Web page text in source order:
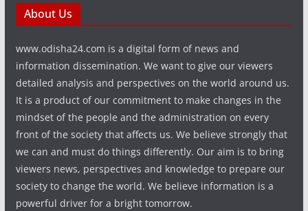
About Us
www.odisha24.com is a digital form of news and
information dissemination. We want to give our viewers
detailed analysis and perspectives on the world around us.
It is a product of our commitment to make changes in the
mindset of the people and the administration on every
front of the society that affects us. We believe strongly that
we can and must do things differently. Our aim is to bring
viewers news, perspectives and knowledge to prepare our
society to change the world. We believe information is a
powerful driver for a bright tomorrow.